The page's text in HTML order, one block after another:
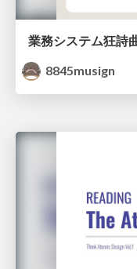
業務システム狂詩
8845musign